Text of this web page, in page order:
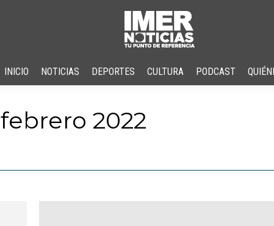
INICIO NOTICIAS DEPORTES CULTURA PODCAST
febrero 2022